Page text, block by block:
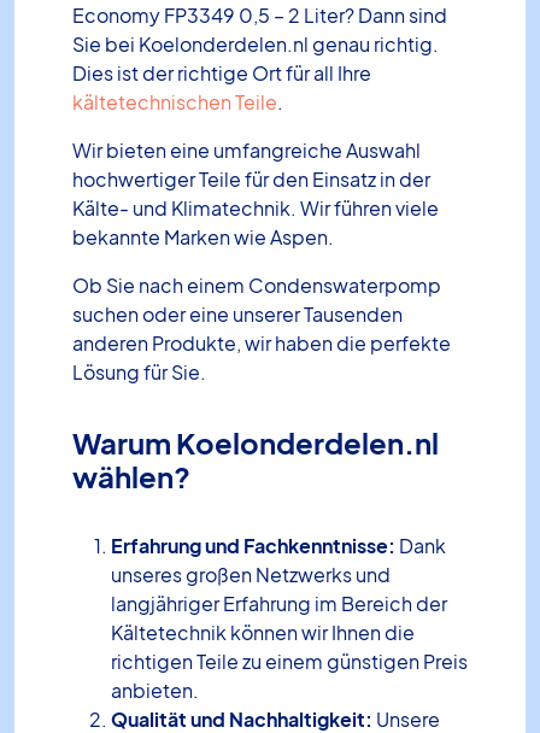
Economy FP3349 0,5 – 2 Liter? Dann sind
Sie bei Koelonderdelen.nl genau richtig.
Dies ist der richtige Ort für all Ihre
kältetechnischen Teile.
Wir bieten eine umfangreiche Auswahl
hochwertiger Teile für den Einsatz in der
Kälte- und Klimatechnik. Wir führen viele
bekannte Marken wie Aspen.
Ob Sie nach einem Condenswaterpomp
suchen oder eine unserer Tausenden
anderen Produkte, wir haben die perfekte
Lösung für Sie.
Warum Koelonderdelen.nl
wählen?
Erfahrung und Fachkenntnisse: Dank
unseres großen Netzwerks und
langjähriger Erfahrung im Bereich der
Kältetechnik können wir Ihnen die
richtigen Teile zu einem günstigen Preis
anbieten.
Qualität und Nachhaltigkeit: Unsere